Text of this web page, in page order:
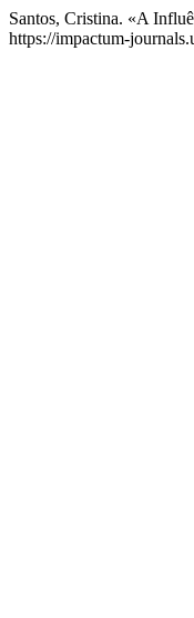
Santos, Cristina. «A
https://impactum-